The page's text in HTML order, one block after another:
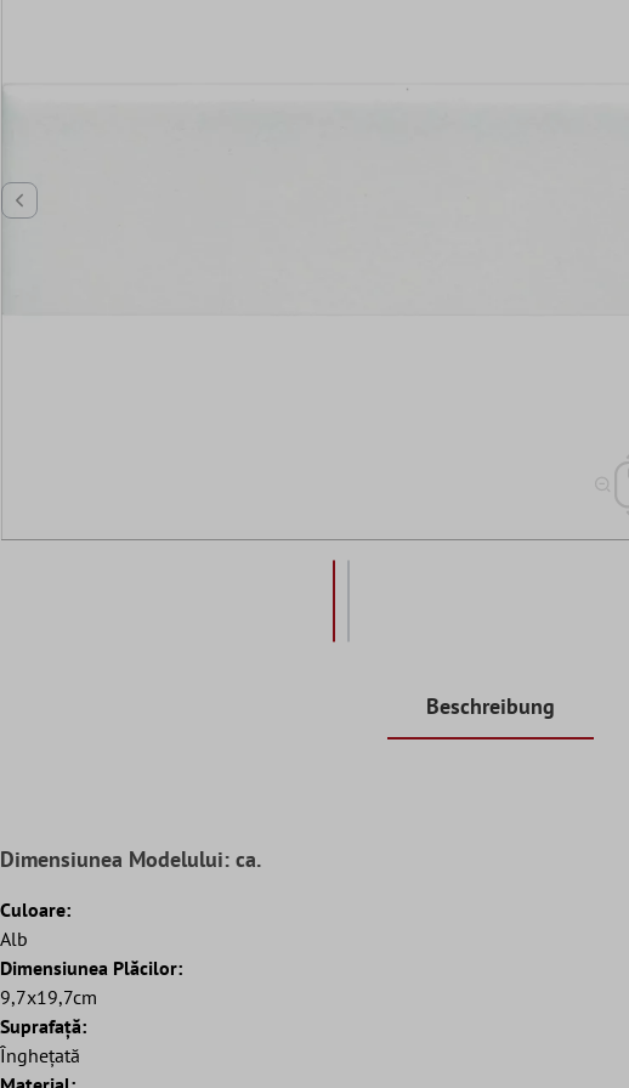
Beschreibung
Dimensiunea Modelului: ca.
Culoare:
Alb
Dimensiunea Plăcilor:
9,7x19,7cm
Suprafaţă:
Înghețată